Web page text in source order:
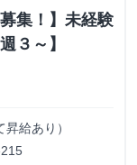
集！】未経験
３～】
給あり）